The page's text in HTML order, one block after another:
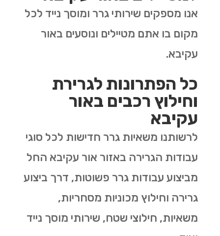
אנו מספקים שירותי גרר ומוסך נייד לכל
מקום בו אתם מטיילים ונוסעים באור
עקיבא.
כל הפתרונות לגרירת
וחילוץ רכבים באור
עקיבא
לרשותנו משאיות גרר חדישות לכל סוגי
עבודות הגרירה באזור אור עקיבא החל
מביצוע עבודות גרר פשוטות, דרך ביצוע
גרירה וחילוץ מכוניות מסחריות,
משאיות, חילוצי שטח, שירותי מוסך נייד